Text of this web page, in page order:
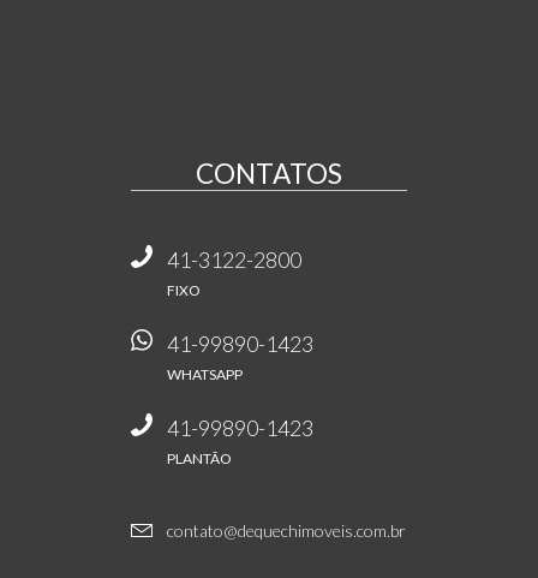
CONTATOS
41-3122-2800
FIXO
41-99890-1423
WHATSAPP
41-99890-1423
PLANTÃO
contato@dequechimoveis.com.br